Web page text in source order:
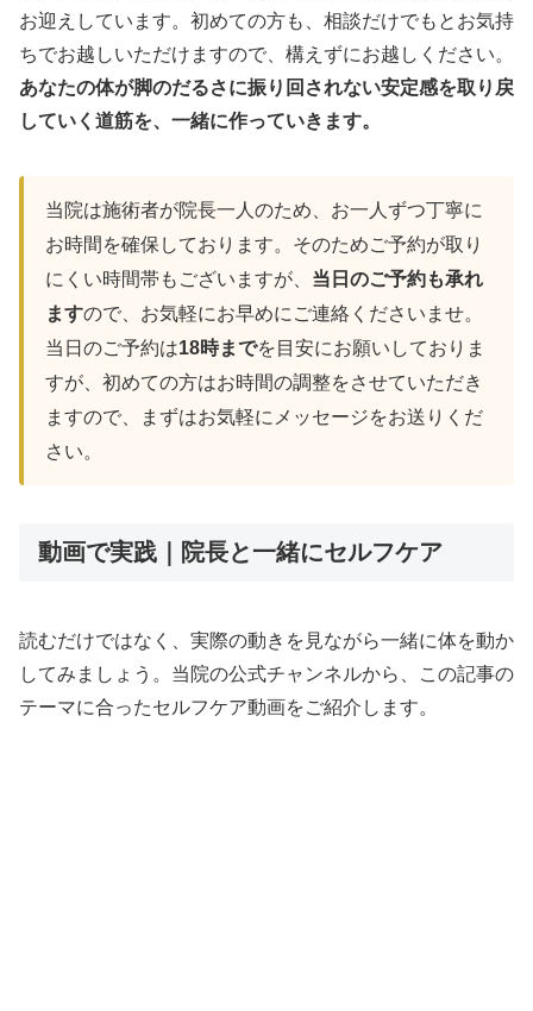
お迎えしています。初めての方も、相談だけでもとお気持
ちでお越しいただけますので、構えずにお越しください。
あなたの体が脚のだるさに振り回されない安定感を取り戻
していく道筋を、一緒に作っていきます。
当院は施術者が院長一人のため、お一人ずつ丁寧に
お時間を確保しております。そのためご予約が取り
にくい時間帯もございますが、 当日のご予約も承れ
ますので、お気軽にお早めにご連絡くださいませ。
当日のご予約は18時までを目安にお願いしておりま
すが、初めての方はお時間の調整をさせていただき
ますので、まずはお気軽にメッセージをお送りくだ
さい。
動画で実践｜院長と一緒にセルフケア
読むだけではなく、実際の動きを見ながら一緒に体を動か
してみましょう。当院の公式チャンネルから、この記事の
テーマに合ったセルフケア動画をご紹介します。